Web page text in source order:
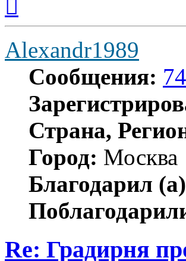
началу
Alexandr1989
Сообщения:
Страна,
Город: Москва
Благодарил
Re: Градирня